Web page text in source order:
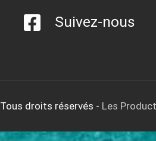
Suivez-nous
Tous droits réservés - Les